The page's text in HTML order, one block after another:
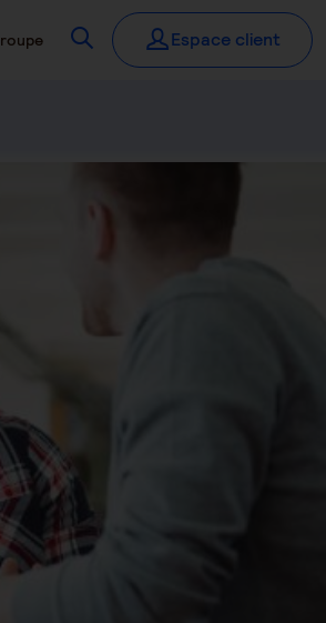
Recherchez Espace client